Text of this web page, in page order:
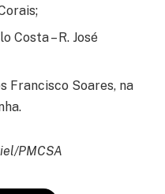
Costa – R. José
Francisco Soares, na
PMCSA